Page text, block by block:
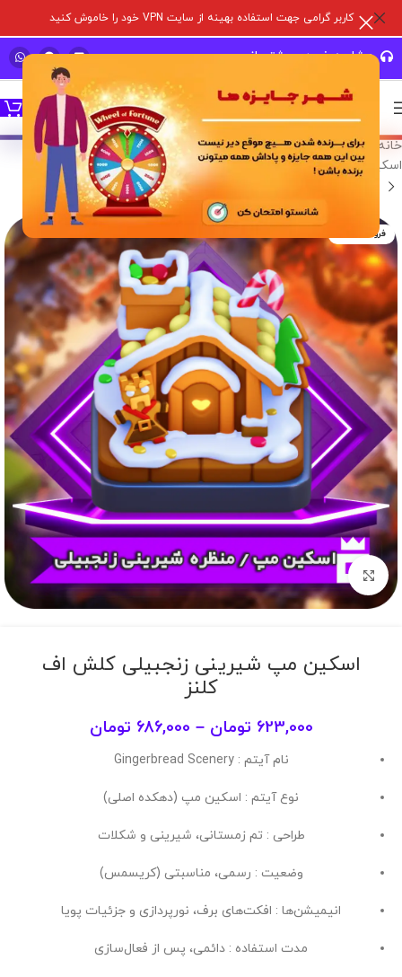
کاربر گرامی جهت استفاده بهینه از سایت VPN خود را خاموش کنید
مشاوره خرید و پشتیبانی سریع
خانه خدمات درون برنامه ای/بازی های سوپر سل/کلش آف کلنز/
اسکین منظره
فروخته شده
برای بزرگنمایی کلیک کنید
اسکین مپ شیرینی زنجبیلی کلش اف
کلنز
623,000 تومان –
686,000 تومان
نام آیتم : Gingerbread Scenery
نوع آیتم : اسکین مپ (دهکده اصلی)
طراحی : تم زمستانی، شیرینی و شکلات
وضعیت : رسمی، مناسبتی (کریسمس)
انیمیشن‌ها : افکت‌های برف، نورپردازی و جزئیات پویا
مدت استفاده : دائمی، پس از فعال‌سازی